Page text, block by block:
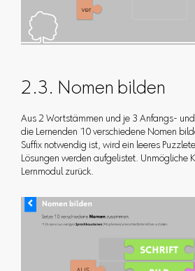
2.3. Nomen bilden
Aus 2 Wortstämmen und je 3 Anfangs-
die Lernenden 10 verschiedene Nomen
Suffix notwendig ist, wird ein leeres
Lösungen werden aufgelistet. Unmögliche
Lernmodul zurück.